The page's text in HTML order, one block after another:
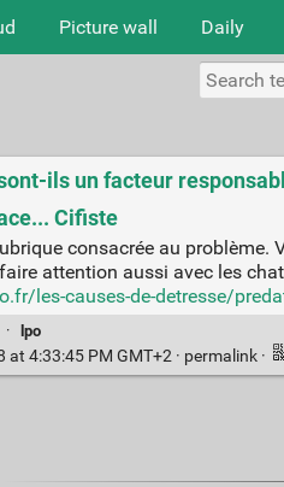
Picture wall Daily
ils un facteur
Cifiste
consacrée au
attention aussi avec les
les-causes-de-detresse/
· lpo
4:33:45 PM GMT+2 · permalink ·